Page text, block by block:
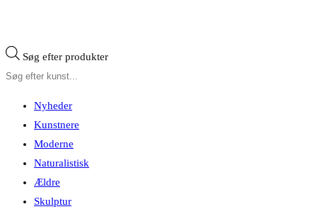
Søg efter produkter
Nyheder
Kunstnere
Moderne
Naturalistisk
Ældre
Skulptur